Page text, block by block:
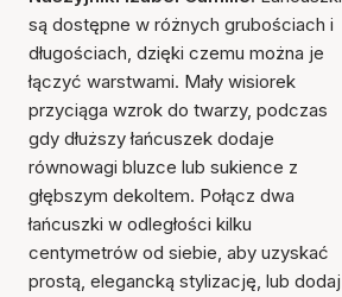
są dostępne w różnych grubościach i
długościach, dzięki czemu można je
łączyć warstwami. Mały wisiorek
przyciąga wzrok do twarzy, podczas
gdy dłuższy łańcuszek dodaje
równowagi bluzce lub sukience z
głębszym dekoltem. Połącz dwa
łańcuszki w odległości kilku
centymetrów od siebie, aby uzyskać
prostą, elegancką stylizację, lub dodaj